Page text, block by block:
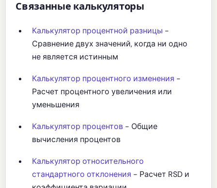
Связанные калькуляторы
Калькулятор процентной разницы -
Сравнение двух значений, когда ни одно
не является истинным
Калькулятор процентного изменения -
Расчет процентного увеличения или
уменьшения
Калькулятор процентов - Общие
вычисления процентов
Калькулятор относительного
стандартного отклонения - Расчет RSD и